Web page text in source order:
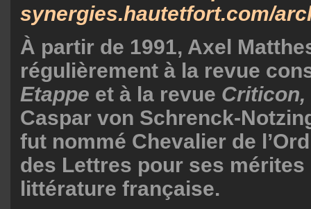
synergies.hautetfort.com/
À partir de 1991, Axel
régulièrement à la revue
Etappe et à la revue Criticon,
Caspar von Schrenck-
fut nommé Chevalier de
des Lettres pour ses mérites
littérature française.